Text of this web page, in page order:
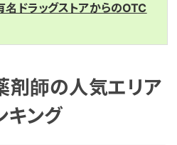
ドラッグストアからのOTC
剤師の人気エリア
キング